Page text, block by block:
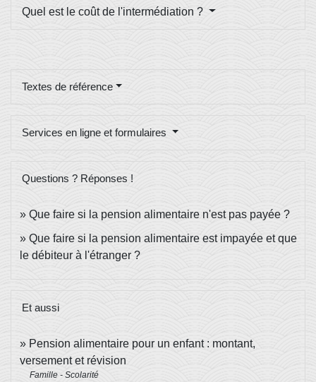
Quel est le coût de l'intermédiation ?
Textes de référence
Services en ligne et formulaires
Questions ? Réponses !
Que faire si la pension alimentaire n'est pas payée ?
Que faire si la pension alimentaire est impayée et que
le débiteur à l'étranger ?
Et aussi
Pension alimentaire pour un enfant : montant,
versement et révision
Famille - Scolarité